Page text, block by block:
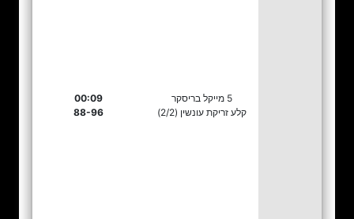
5 מייקל בריסקר
קלע זריקת עונשין (2/2)
00:09
88-96